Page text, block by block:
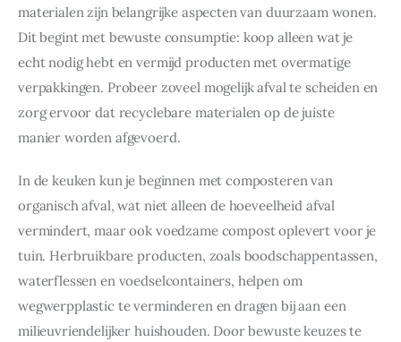
materialen zijn belangrijke aspecten van duurzaam wonen.
Dit begint met bewuste consumptie: koop alleen wat je
echt nodig hebt en vermijd producten met overmatige
verpakkingen. Probeer zoveel mogelijk afval te scheiden en
zorg ervoor dat recyclebare materialen op de juiste
manier worden afgevoerd.
In de keuken kun je beginnen met composteren van
organisch afval, wat niet alleen de hoeveelheid afval
vermindert, maar ook voedzame compost oplevert voor je
tuin. Herbruikbare producten, zoals boodschappentassen,
waterflessen en voedselcontainers, helpen om
wegwerpplastic te verminderen en dragen bij aan een
milieuvriendelijker huishouden. Door bewuste keuzes te